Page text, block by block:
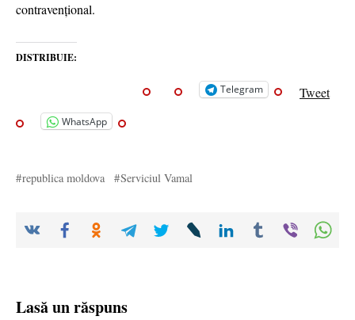
contravențional.
DISTRIBUIE:
Telegram Tweet
WhatsApp
republica moldova Serviciul Vamal
Lasă un răspuns